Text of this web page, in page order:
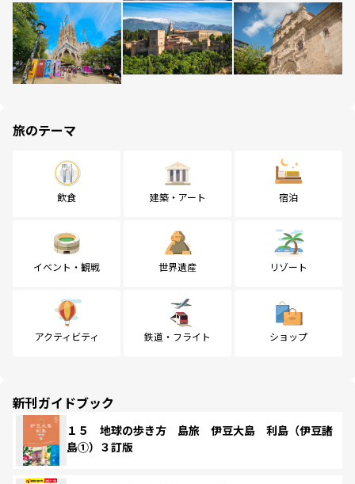
旅のテーマ
飲食 建築・アート 宿泊
イベント・観戦 世界遺産 リゾート
アクティビティ 鉄道・フライト ショップ
新刊ガイドブック
１５ 地球の歩き方 島旅 伊豆大島 利島（伊豆諸
島①）３訂版